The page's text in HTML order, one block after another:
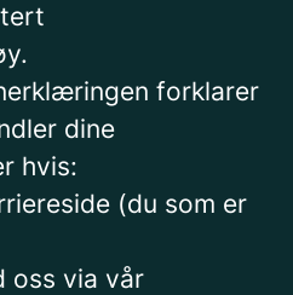
forklarer
dine
hvis:
(du som er
oss via vår